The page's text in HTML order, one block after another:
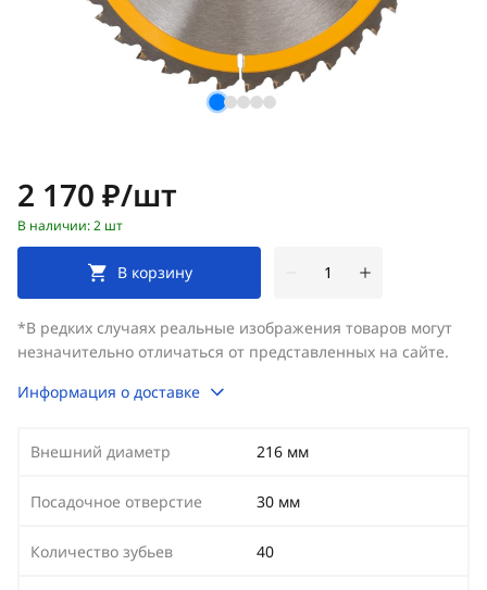
Цена:
2 170 ₽/шт
В наличии: 2 шт
В корзину
*В редких случаях реальные изображения товаров могут
незначительно отличаться от представленных на сайте.
Информация о доставке
Внешний диаметр 216 мм
Посадочное отверстие 30 мм
Количество зубьев 40